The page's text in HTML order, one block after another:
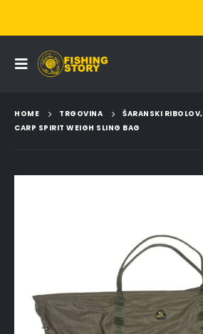
HOME TRGOVINA ŠARANSKI RIBOLOV,
CARP SPIRIT WEIGH SLING BAG